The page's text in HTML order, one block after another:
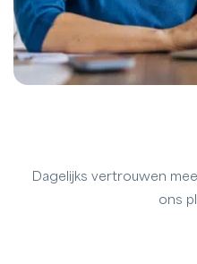
Dagelijks vertrouwen
ons